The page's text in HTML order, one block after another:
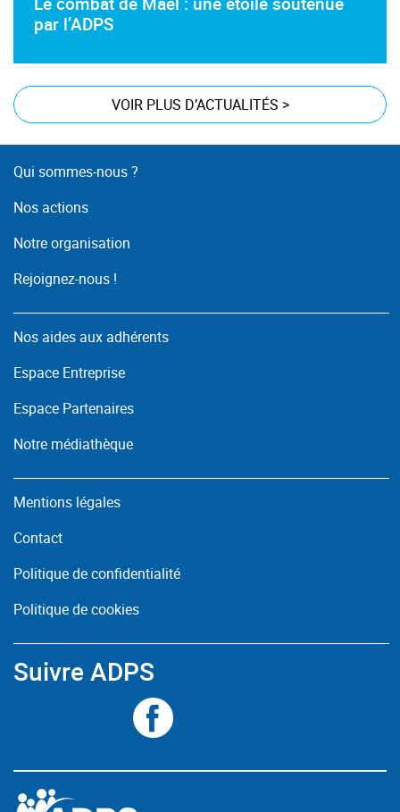
par l’ADPS
VOIR PLUS D’ACTUALITÉS >
Qui sommes-nous ?
Nos actions
Notre organisation
Rejoignez-nous !
Nos aides aux adhérents
Espace Entreprise
Espace Partenaires
Notre médiathèque
Mentions légales
Contact
Politique de confidentialité
Politique de cookies
Suivre ADPS